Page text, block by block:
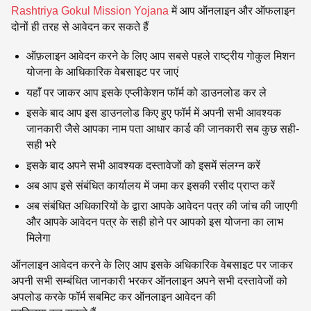
Rashtriya Gokul Mission Yojana में आप ऑनलाइन और ऑफलाइन
दोनों ही तरह से आवेदन कर सकते हैं
ऑफ़लाइन आवेदन करने के लिए आप सबसे पहले राष्ट्रीय गोकुल मिशन
योजना के आधिकारिक वेबसाइट पर जाएं
यहाँ पर जाकर आप इसके एप्लीकेशन फॉर्म को डाउनलोड कर ले
इसके बाद आप इस डाउनलोड किए हुए फॉर्म में अपनी सभी आवश्यक
जानकारी जैसे आपका नाम पता आधार कार्ड की जानकारी सब कुछ सही-
सही भरे
इसके बाद अपने सभी आवश्यक दस्तावेजों को इसमें संलग्न करें
अब आप इसे संबंधित कार्यालय में जमा कर इसकी रसीद प्राप्त करें
अब संबंधित अधिकारियों के द्वारा आपके आवेदन पत्र की जांच की जाएगी
और आपके आवेदन पत्र के सही होने पर आपको इस योजना का लाभ
मिलेगा
ऑनलाइन आवेदन करने के लिए आप इसके अधिकारिक वेबसाइट पर जाकर
अपनी सभी सम्बंधित जानकारी भरकर ऑनलाइन अपने सभी दस्तावेजों को
अपलोड करके फॉर्म सबमिट कर ऑनलाइन आवेदन की